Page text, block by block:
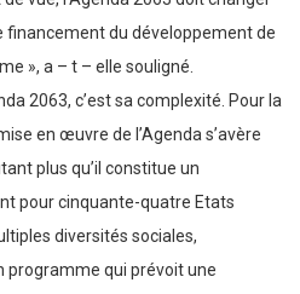
financement du développement de
», a – t – elle souligné.
2063, c’est sa complexité. Pour la
en œuvre de l’Agenda s’avère
plus qu’il constitue un
pour cinquante-quatre Etats
diversités sociales,
programme qui prévoit une